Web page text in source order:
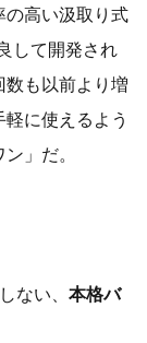
の高い汲取り式
して開発され
数も以前より増
に使えるよう
」だ。
ない、 本格バ